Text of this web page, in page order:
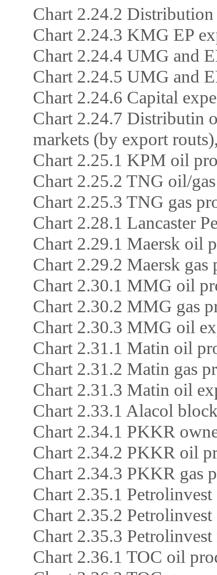
Chart 2.24.2
Chart 2.24.3 KMG EP
Chart 2.24.4 UMG and
Chart 2.24.5 UMG and
Chart 2.24.6 Capital
Chart 2.24.7 Distributin
markets (by export
Chart 2.25.1 KPM oil
Chart 2.25.2 TNG oil/
Chart 2.25.3 TNG gas
Chart 2.28.1 Lancaster
Chart 2.29.1 Maersk oil
Chart 2.29.2 Maersk
Chart 2.30.1 MMG oil
Chart 2.30.2 MMG gas
Chart 2.30.3 MMG oil
Chart 2.31.1 Matin oil
Chart 2.31.2 Matin gas
Chart 2.31.3 Matin oil
Chart 2.33.1 Alacol
Chart 2.34.1 PKKR
Chart 2.34.2 PKKR oil
Chart 2.34.3 PKKR gas
Chart 2.35.1
Chart 2.35.2
Chart 2.35.3 Petrolinvest
Chart 2.36.1 TOC oil